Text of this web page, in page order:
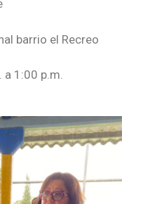
barrio el Recreo
a 1:00 p.m.